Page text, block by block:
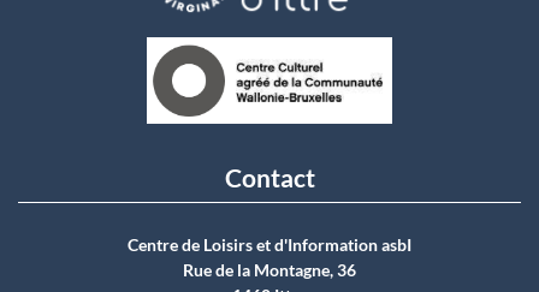
Contact
Centre de Loisirs et d'Information asbI
Rue de la Montagne, 36